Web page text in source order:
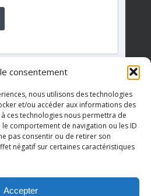
consentement
nous utilisons des technologies
et/ou accéder aux informations des
ces technologies nous permettra de
comportement de navigation ou les ID
pas consentir ou de retirer son
négatif sur certaines caractéristiques
Accepter
à venir
à venir.